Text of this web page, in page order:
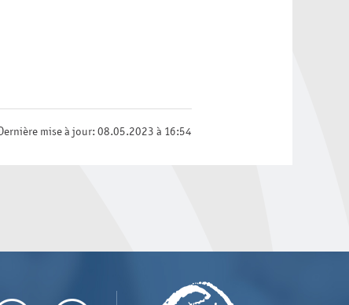
Dernière mise à jour: 08.05.2023 à 16:54